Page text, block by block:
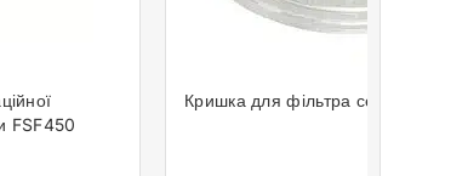
FSF450
Кришка для фільтра серії KOK